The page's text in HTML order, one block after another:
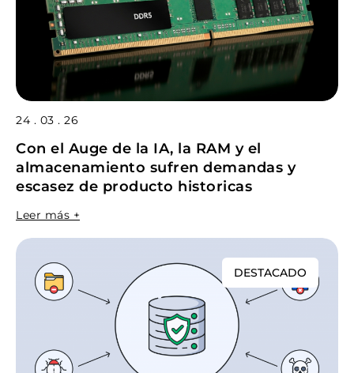
24 . 03 . 26
Con el Auge de la IA, la RAM y el
almacenamiento sufren demandas y
escasez de producto historicas
Leer más +
DESTACADO